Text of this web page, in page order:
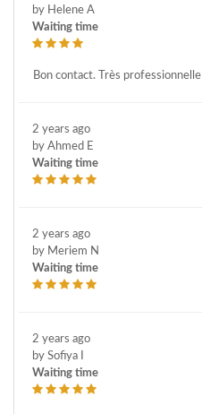
by Helene A
Waiting time
Bon contact. Très professionnelle
2 years ago
by Ahmed E
Waiting time
2 years ago
by Meriem N
Waiting time
2 years ago
by Sofiya I
Waiting time